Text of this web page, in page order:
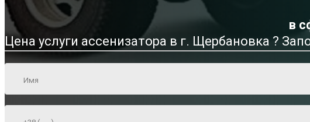
в
Цена услуги ассенизатора в г. Щербановка ?